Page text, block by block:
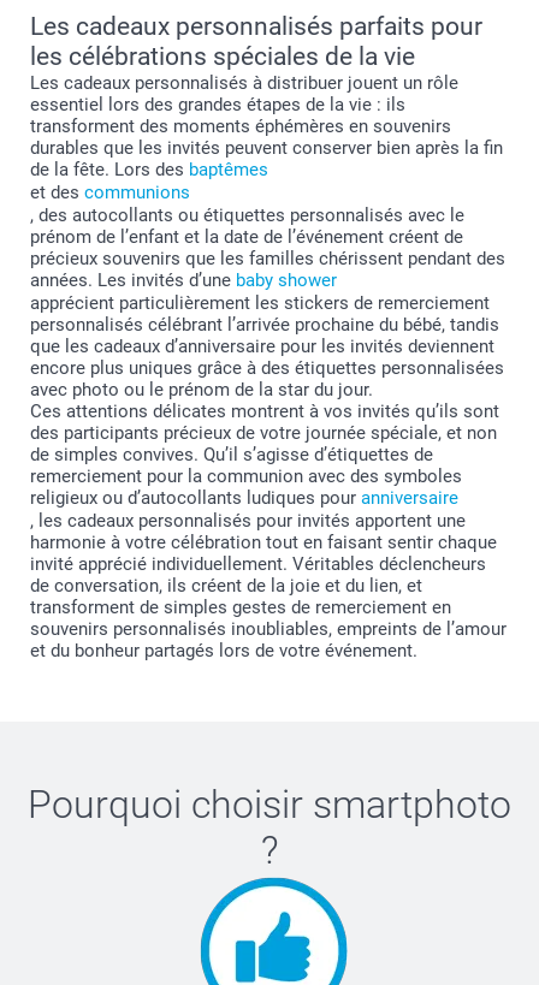
Les cadeaux personnalisés parfaits pour
les célébrations spéciales de la vie
Les cadeaux personnalisés à distribuer jouent un rôle
essentiel lors des grandes étapes de la vie : ils
transforment des moments éphémères en souvenirs
durables que les invités peuvent conserver bien après la fin
de la fête. Lors des baptêmes
et des communions
, des autocollants ou étiquettes personnalisés avec le
prénom de l’enfant et la date de l’événement créent de
précieux souvenirs que les familles chérissent pendant des
années. Les invités d’une baby shower
apprécient particulièrement les stickers de remerciement
personnalisés célébrant l’arrivée prochaine du bébé, tandis
que les cadeaux d’anniversaire pour les invités deviennent
encore plus uniques grâce à des étiquettes personnalisées
avec photo ou le prénom de la star du jour.
Ces attentions délicates montrent à vos invités qu’ils sont
des participants précieux de votre journée spéciale, et non
de simples convives. Qu’il s’agisse d’étiquettes de
remerciement pour la communion avec des symboles
religieux ou d’autocollants ludiques pour anniversaire
, les cadeaux personnalisés pour invités apportent une
harmonie à votre célébration tout en faisant sentir chaque
invité apprécié individuellement. Véritables déclencheurs
de conversation, ils créent de la joie et du lien, et
transforment de simples gestes de remerciement en
souvenirs personnalisés inoubliables, empreints de l’amour
et du bonheur partagés lors de votre événement.
Pourquoi choisir smartphoto
?